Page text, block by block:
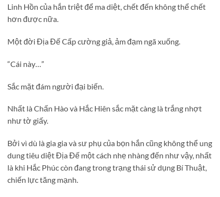
Linh Hồn của hắn triệt để ma diệt, chết đến không thể chết
hơn được nữa.
Một đời Địa Đế Cấp cường giả, ảm đạm ngã xuống.
“Cái này…”
Sắc mặt đám người đại biến.
Nhất là Chấn Hào và Hắc Hiên sắc mặt càng là trắng nhợt
như tờ giấy.
Bởi vì dù là gia gia và sư phụ của bọn hắn cũng không thể ung
dung tiêu diệt Địa Đế một cách nhẹ nhàng đến như vậy, nhất
là khi Hắc Phúc còn đang trong trạng thái sử dụng Bí Thuật,
chiến lực tăng mạnh.